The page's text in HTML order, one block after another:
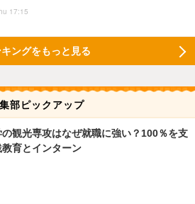
17:15
ングをもっと見る
部ピックアップ
の観光専攻はなぜ就職に強い？100％を支
教育とインターン